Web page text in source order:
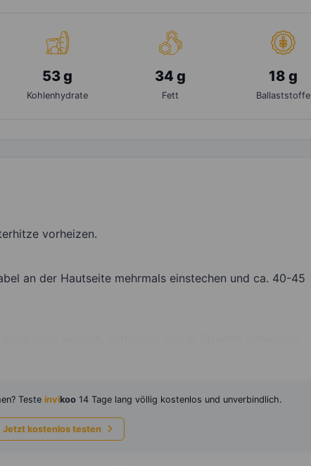
53 g
Kohlenhydrate
34 g
Fett
18 g
Ballaststoffe
vorheizen.
an der Hautseite mehrmals einstechen und ca. 40-45
Teste invikoo 14 Tage lang völlig kostenlos und unverbindlich.
Jetzt kostenlos testen